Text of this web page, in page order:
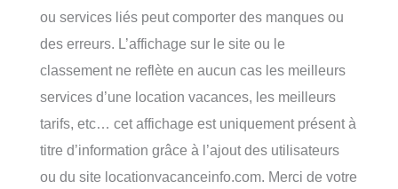
ou services liés peut comporter des manques ou
des erreurs. L’affichage sur le site ou le
classement ne reflète en aucun cas les meilleurs
services d’une location vacances, les meilleurs
tarifs, etc… cet affichage est uniquement présent à
titre d’information grâce à l’ajout des utilisateurs
ou du site locationvacanceinfo.com. Merci de votre